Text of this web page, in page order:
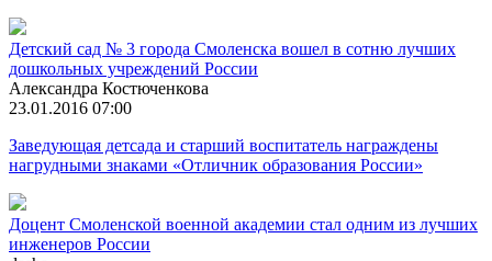
Детский сад № 3 города Смоленска вошел в сотню лучших
дошкольных учреждений России
Александра Костюченкова
23.01.2016 07:00
Заведующая детсада и старший воспитатель награждены
нагрудными знаками «Отличник образования России»
Доцент Смоленской военной академии стал одним из лучших
инженеров России